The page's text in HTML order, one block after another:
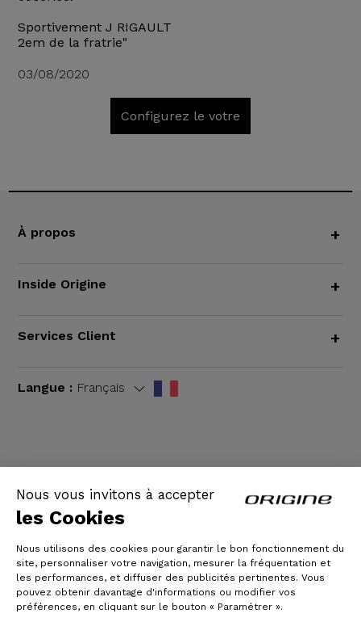
Nous vous invitons à accepter
les Cookies
Nous utilisons des cookies pour garantir le bon fonctionnement du
site, personnaliser votre navigation, mesurer la fréquentation et
les performances, et diffuser des publicités pertinentes. Vous
pouvez obtenir davantage d'informations ou modifier vos
préférences, en cliquant sur le bouton « Paramétrer ».
Sportivement J RIGAULT
2em de la fratrie"
03/08/2020
Configurez le votre
À propos +
Inside Origine +
Services Client +
Langue : Français